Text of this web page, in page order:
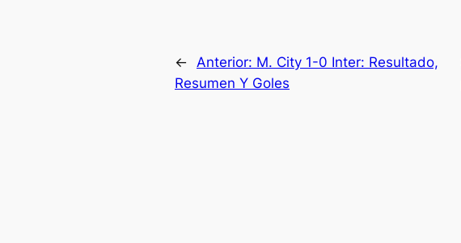
← Anterior: M. City 1-0 Inter: Resultado,
Resumen Y Goles